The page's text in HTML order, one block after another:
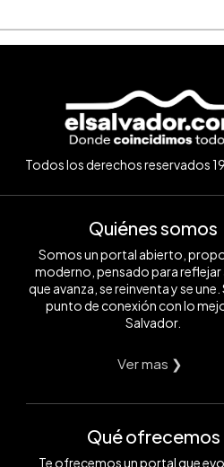
Todos los derechos reservados
Quiénes somos
Somos un portal abierto,
moderno, pensado para reflejar
que avanza, se reinventa y se
punto de conexión con lo
Salvador.
Ver mas ❯
Qué ofrecemos
Te ofrecemos un portal que